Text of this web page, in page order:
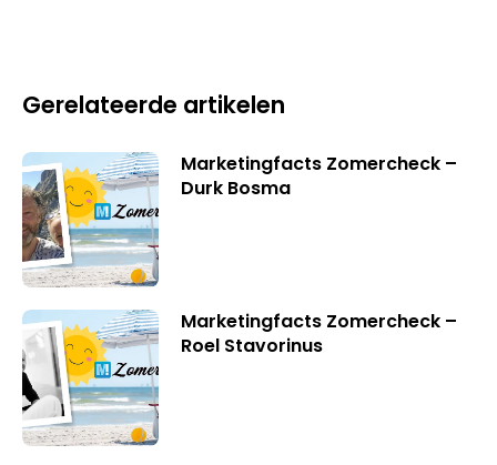
Gerelateerde artikelen
Marketingfacts Zomercheck –
Durk Bosma
Marketingfacts Zomercheck –
Roel Stavorinus